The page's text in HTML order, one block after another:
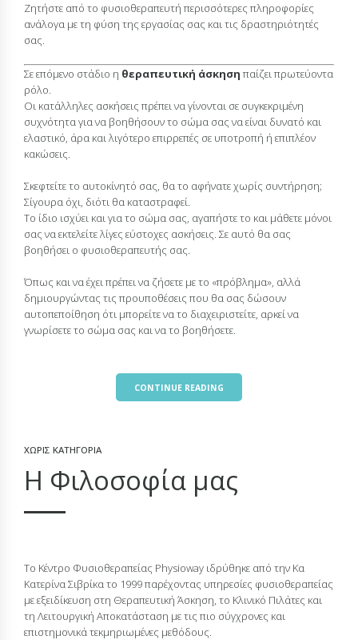
Ζητήστε από το φυσιοθεραπευτή περισσότερες πληροφορίες
ανάλογα με τη φύση της εργασίας σας και τις δραστηριότητές
σας.
Σε επόμενο στάδιο η θεραπευτική άσκηση παίζει πρωτεύοντα
ρόλο.
Οι κατάλληλες ασκήσεις πρέπει να γίνονται σε συγκεκριμένη
συχνότητα για να βοηθήσουν το σώμα σας να είναι δυνατό και
ελαστικό, άρα και λιγότερο επιρρεπές σε υποτροπή ή επιπλέον
κακώσεις.
Σκεφτείτε το αυτοκίνητό σας, θα το αφήνατε χωρίς συντήρηση;
Σίγουρα όχι, διότι θα καταστραφεί.
Το ίδιο ισχύει και για το σώμα σας, αγαπήστε το και μάθετε μόνοι
σας να εκτελείτε λίγες εύστοχες ασκήσεις. Σε αυτό θα σας
βοηθήσει ο φυσιοθεραπευτής σας.
Όπως και να έχει πρέπει να ζήσετε με το «πρόβλημα», αλλά
δημιουργώντας τις προυποθέσεις που θα σας δώσουν
αυτοπεποίθηση ότι μπορείτε να το διαχειριστείτε, αρκεί να
γνωρίσετε το σώμα σας και να το βοηθήσετε.
CONTINUE READING
ΧΩΡΊΣ ΚΑΤΗΓΟΡΊΑ
H Φιλοσοφία μας
Το Κέντρο Φυσιοθεραπείας Physioway ιδρύθηκε από την Κα
Κατερίνα Σιβρίκα το 1999 παρέχοντας υπηρεσίες φυσιοθεραπείας
με εξειδίκευση στη Θεραπευτική Άσκηση, το Κλινικό Πιλάτες και
τη Λειτουργική Αποκατάσταση με τις πιο σύγχρονες και
επιστημονικά τεκμηριωμένες μεθόδους.